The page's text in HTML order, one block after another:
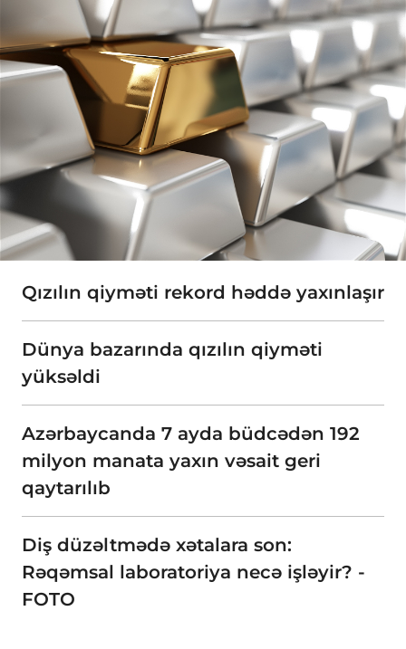
Qızılın qiyməti rekord həddə yaxınlaşır
Dünya bazarında qızılın qiyməti
yüksəldi
Azərbaycanda 7 ayda büdcədən 192
milyon manata yaxın vəsait geri
qaytarılıb
Diş düzəltmədə xətalara son:
Rəqəmsal laboratoriya necə işləyir? -
FOTO